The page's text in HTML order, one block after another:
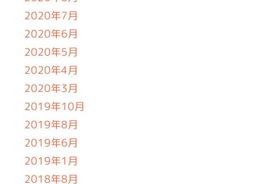
2020年7月
2020年6月
2020年5月
2020年4月
2020年3月
2019年10月
2019年8月
2019年6月
2019年1月
2018年8月